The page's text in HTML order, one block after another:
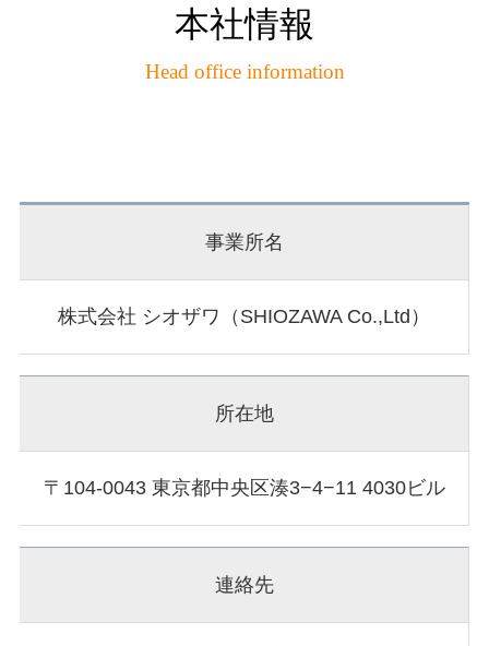
本社情報
Head office information
事業所名
株式会社 シオザワ（SHIOZAWA Co.,Ltd）
所在地
〒104-0043 東京都中央区湊3−4−11 4030ビル
連絡先